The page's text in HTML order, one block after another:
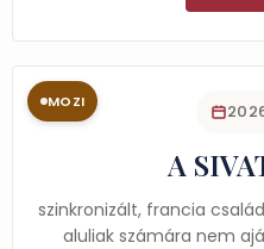
MOZI
A
szinkronizált, francia
aluliak számára nem